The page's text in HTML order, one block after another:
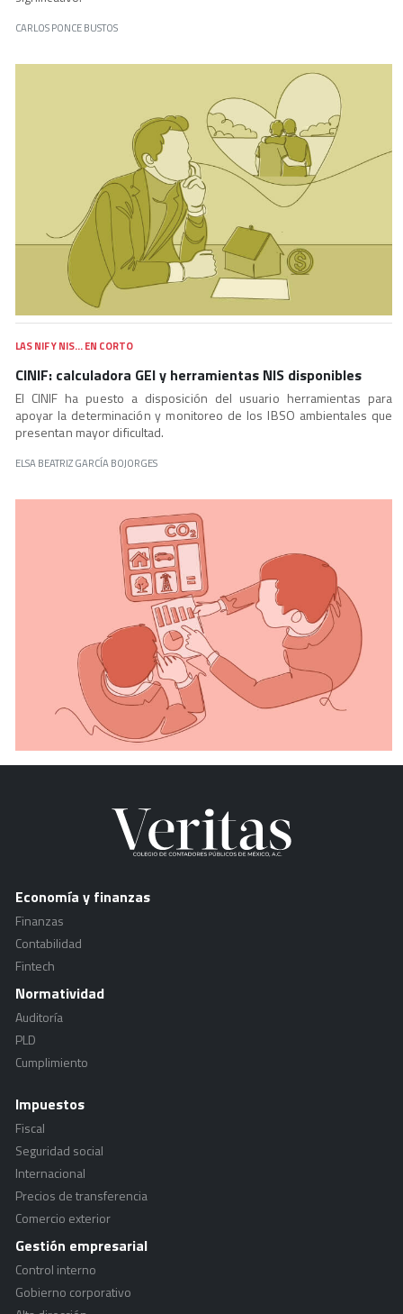
CARLOS PONCE BUSTOS
LAS NIF Y NIS… EN CORTO
CINIF: calculadora GEI y herramientas NIS disponibles
El CINIF ha puesto a disposición del usuario herramientas para
apoyar la determinación y monitoreo de los IBSO ambientales que
presentan mayor dificultad.
ELSA BEATRIZ GARCÍA BOJORGES
Economía y finanzas
Finanzas
Contabilidad
Fintech
Normatividad
Auditoría
PLD
Cumplimiento
Impuestos
Fiscal
Seguridad social
Internacional
Precios de transferencia
Comercio exterior
Gestión empresarial
Control interno
Gobierno corporativo